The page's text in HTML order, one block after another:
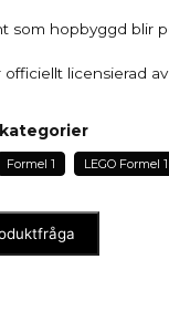
som hopbyggd blir
licensierad
Formel 1 LEGO Formel 1